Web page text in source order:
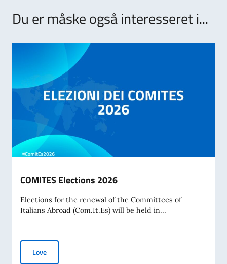
Du er måske også interesseret i...
COMITES Elections 2026
Elections for the renewal of the Committees of
Italians Abroad (Com.It.Es) will be held in...
LoveCOMITES Elections 2026